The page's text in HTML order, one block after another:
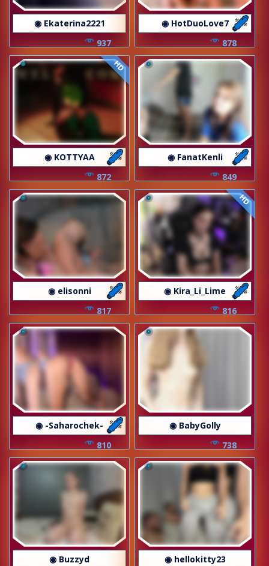
◉ Ekaterina2221
937
◉ HotDuoLove7
878
HD
◉ KOTTYAA
872
◉ FanatKenli
849
◉ elisonni
817
HD
◉ Kira_Li_Lime
816
◉ -Saharochek-
810
◉ BabyGolly
738
◉ Buzzyd
◉ hellokitty23